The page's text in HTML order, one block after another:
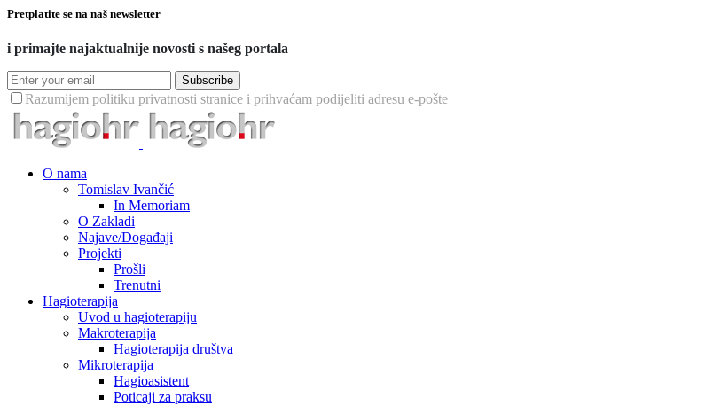
Pretplatite se na naš newsletter
i primajte najaktualnije novosti s našeg portala
Subscribe
Razumijem politiku privatnosti stranice i prihvaćam podijeliti adresu e-pošte
O nama
Tomislav Ivančić
In Memoriam
O Zakladi
Najave/Događaji
Projekti
Prošli
Trenutni
Hagioterapija
Uvod u hagioterapiju
Makroterapija
Hagioterapija društva
Mikroterapija
Hagioasistent
Poticaji za praksu